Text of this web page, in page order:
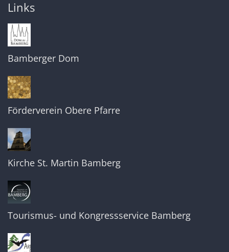
Links
Bamberger Dom
Förderverein Obere Pfarre
Kirche St. Martin Bamberg
Tourismus- und Kongressservice Bamberg